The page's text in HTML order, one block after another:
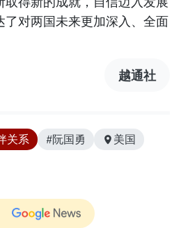
了对两国未来更加深入、全面
越通社
关系 #阮国勇 美国